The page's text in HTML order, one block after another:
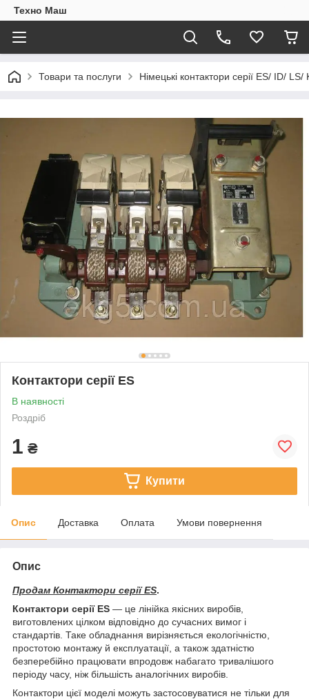
Техно Маш
Товари та послуги Німецькі контактори серії ES/ ID/
Контактори серії ES
В наявності
Роздріб
1 ₴
Купити
Опис Доставка Оплата Умови повернення
Опис
Продам Контактори серії ES.
Контактори серії ES — це лінійка якісних виробів,
виготовлених цілком відповідно до сучасних вимог і
стандартів. Таке обладнання вирізняється екологічністю,
простотою монтажу й експлуатації, а також здатністю
безперебійно працювати впродовж набагато тривалішого
періоду часу, ніж більшість аналогічних виробів.
Контактори цієї моделі можуть застосовуватися не тільки для